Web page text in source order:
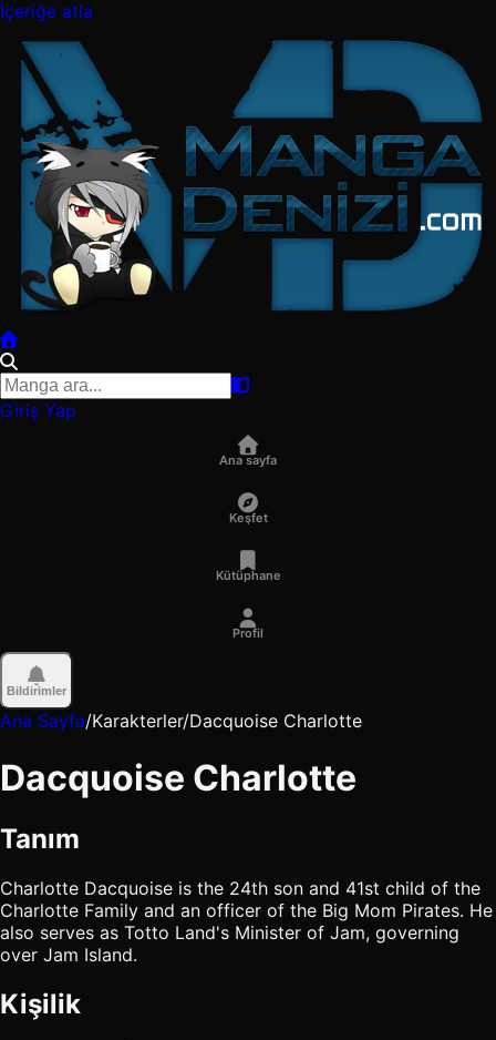
İçeriğe atla
Giriş Yap
Ana sayfa
Keşfet
Kütüphane
Profil
Bildirimler
Ana Sayfa/Karakterler/Dacquoise Charlotte
Dacquoise Charlotte
Tanım
Charlotte Dacquoise is the 24th son and 41st child of the
Charlotte Family and an officer of the Big Mom Pirates. He
also serves as Totto Land's Minister of Jam, governing
over Jam Island.
Kişilik